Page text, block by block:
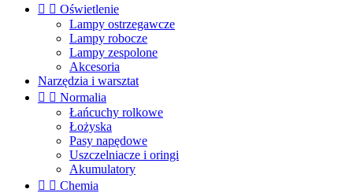
  Oświetlenie
Lampy ostrzegawcze
Lampy robocze
Lampy zespolone
Akcesoria
Narzędzia i warsztat
  Normalia
Łańcuchy rolkowe
Łożyska
Pasy napędowe
Uszczelniacze i oringi
Akumulatory
  Chemia